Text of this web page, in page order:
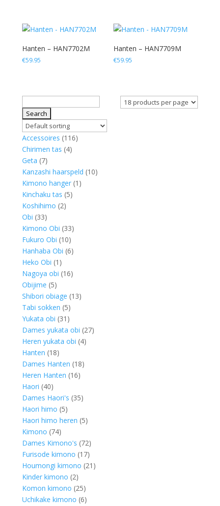
Hanten – HAN7702M
€59.95
Hanten – HAN7709M
€59.95
for:
Accessoires 116116
Chirimen tas 44
Geta 77
products
Kanzashi haarspeld 1010
Kimono hanger 1 1
Kinchaku tas 55
Koshihimo 22
Obi 3333
products
Kimono Obi 3333
Fukuro Obi 1010
products
Hanhaba Obi 66
Heko Obi 1 1
product
Nagoya obi 1616
Obijime 55
products
Shibori obiage 1313
Tabi sokken 55
products
Yukata obi 31 31
products
Dames yukata obi 2727
Heren yukata obi 44
Hanten 1818
products
Dames Hanten 1818
Heren Hanten 1616
Haori 4040
products
Dames Haori's 3535
Haori himo 55
products
Haori himo heren 55
Kimono 7474
products
Dames Kimono's 7272
products
Furisode kimono 1717
products
Houmongi kimono 21 21
Kinder kimono 22
products
Komon kimono 2525
products
Uchikake kimono 66